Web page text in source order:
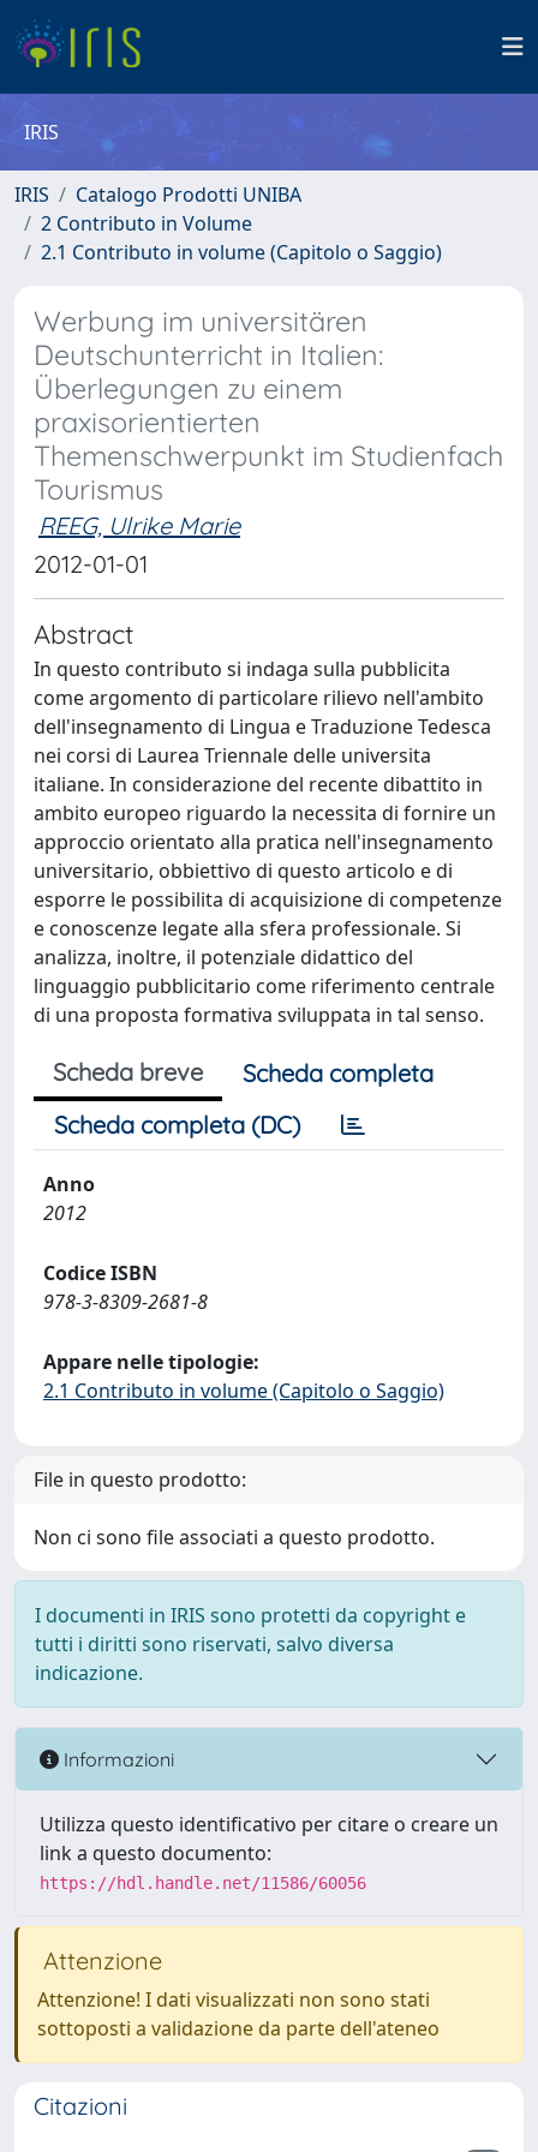
IRIS
IRIS
Catalogo Prodotti UNIBA
2 Contributo in Volume
2.1 Contributo in volume (Capitolo o Saggio)
Werbung im universitären
Deutschunterricht in Italien:
Überlegungen zu einem
praxisorientierten
Themenschwerpunkt im Studienfach
Tourismus
REEG, Ulrike Marie
2012-01-01
Abstract
In questo contributo si indaga sulla pubblicita
come argomento di particolare rilievo nell'ambito
dell'insegnamento di Lingua e Traduzione Tedesca
nei corsi di Laurea Triennale delle universita
italiane. In considerazione del recente dibattito in
ambito europeo riguardo la necessita di fornire un
approccio orientato alla pratica nell'insegnamento
universitario, obbiettivo di questo articolo e di
esporre le possibilita di acquisizione di competenze
e conoscenze legate alla sfera professionale. Si
analizza, inoltre, il potenziale didattico del
linguaggio pubblicitario come riferimento centrale
di una proposta formativa sviluppata in tal senso.
Scheda breve
Scheda completa
Scheda completa (DC)
Anno
2012
Codice ISBN
978-3-8309-2681-8
Appare nelle tipologie:
2.1 Contributo in volume (Capitolo o Saggio)
File in questo prodotto:
Non ci sono file associati a questo prodotto.
I documenti in IRIS sono protetti da copyright e
tutti i diritti sono riservati, salvo diversa
indicazione.
Informazioni
Utilizza questo identificativo per citare o creare un
link a questo documento:
https://hdl.handle.net/11586/60056
Attenzione
Attenzione! I dati visualizzati non sono stati
sottoposti a validazione da parte dell'ateneo
Citazioni